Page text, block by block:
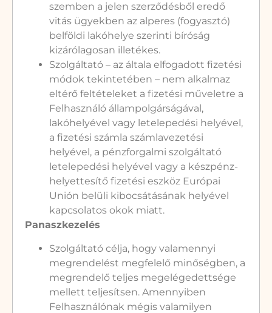
szemben a jelen szerződésből eredő
vitás ügyekben az alperes (fogyasztó)
belföldi lakóhelye szerinti bíróság
kizárólagosan illetékes.
Szolgáltató – az általa elfogadott fizetési
módok tekintetében – nem alkalmaz
eltérő feltételeket a fizetési műveletre a
Felhasználó állampolgárságával,
lakóhelyével vagy letelepedési helyével,
a fizetési számla számlavezetési
helyével, a pénzforgalmi szolgáltató
letelepedési helyével vagy a készpénz-
helyettesítő fizetési eszköz Európai
Unión belüli kibocsátásának helyével
kapcsolatos okok miatt.
Panaszkezelés
Szolgáltató célja, hogy valamennyi
megrendelést megfelelő minőségben, a
megrendelő teljes megelégedettsége
mellett teljesítsen. Amennyiben
Felhasználónak mégis valamilyen